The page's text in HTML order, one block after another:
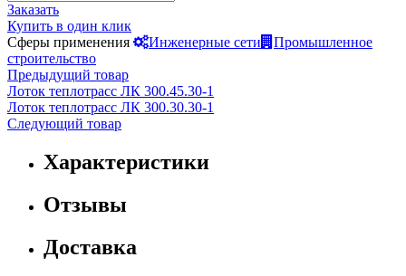
Заказать
Купить в один клик
Сферы применения
Инженерные сети
Промышленное
строительство
Предыдущий товар
Лоток теплотрасс ЛК 300.45.30-1
Лоток теплотрасс ЛК 300.30.30-1
Следующий товар
Характеристики
Отзывы
Доставка